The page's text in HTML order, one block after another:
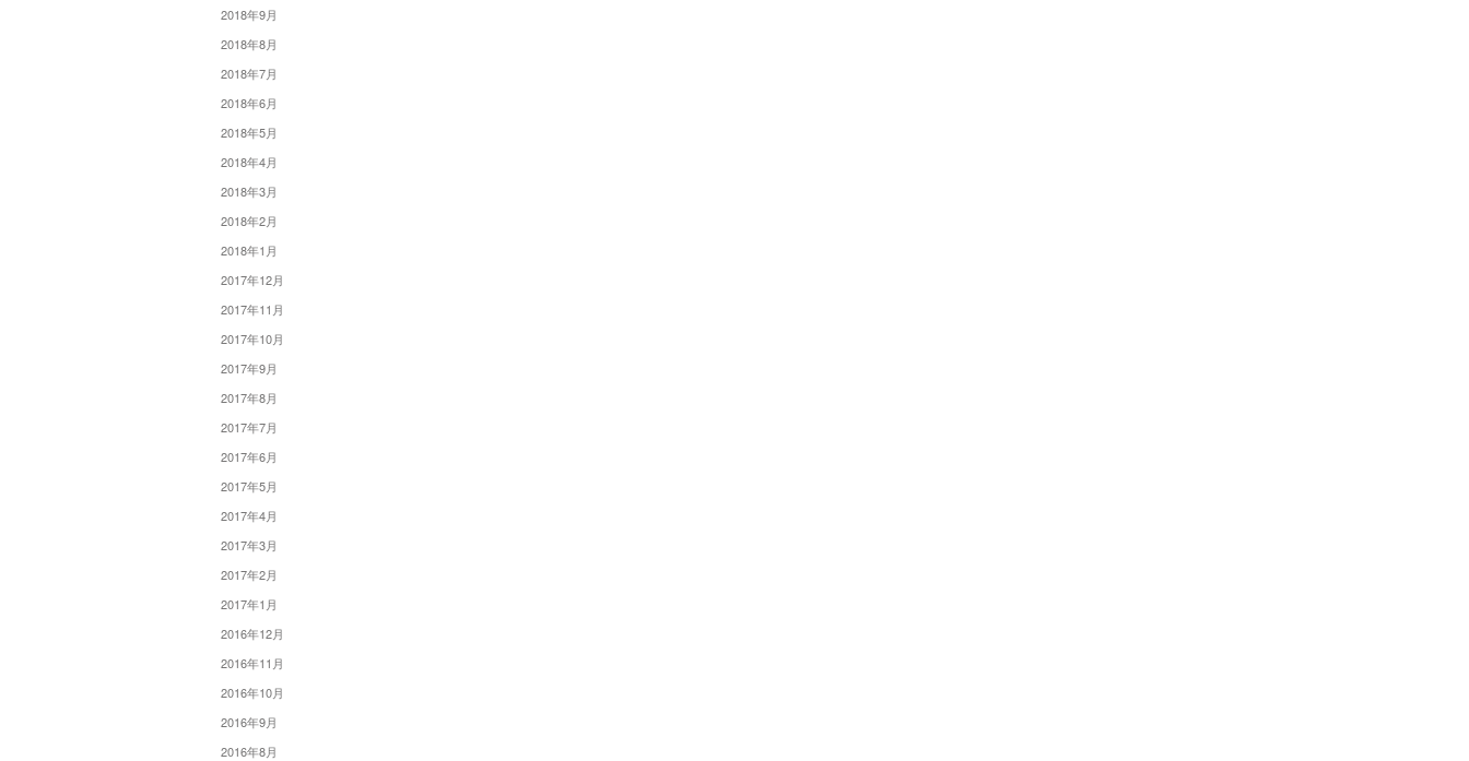
2018年9月
2018年8月
2018年7月
2018年6月
2018年5月
2018年4月
2018年3月
2018年2月
2018年1月
2017年12月
2017年11月
2017年10月
2017年9月
2017年8月
2017年7月
2017年6月
2017年5月
2017年4月
2017年3月
2017年2月
2017年1月
2016年12月
2016年11月
2016年10月
2016年9月
2016年8月